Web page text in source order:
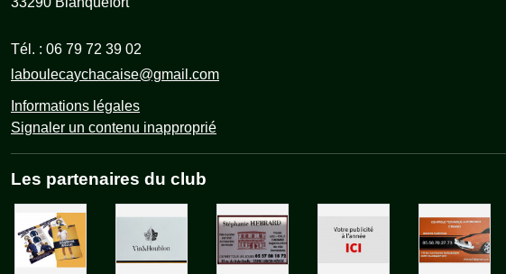
Siège: 8 Rue Raymond Valet
Tél. :06 79 72 39 02
laboulecaychacaise@gmail.com
Informations légales
Les partenaires du club